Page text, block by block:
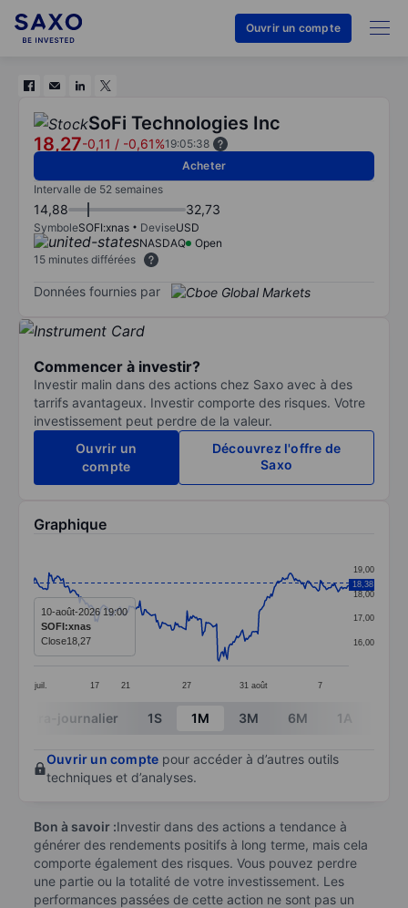
Ouvrir un compte
SoFi Technologies Inc
18,27-0,11 / -0,61%19:05:38
Acheter
Intervalle de 52 semaines
14,88 32,73
SymboleSOFI:xnas DeviseUSD
NASDAQ
Open
15 minutes différées
Données fournies par
Commencer à investir?
Investir malin dans des actions chez Saxo avec à des
tarrifs avantageux. Investir comporte des risques. Votre
investissement peut perdre de la valeur.
Ouvrir un
compte
Découvrez l'offre de
Saxo
Graphique
Line chart with 268 data points.
The chart has 1 X axis displaying categories.
The chart has 1 Y axis displaying values. Data ranges
juil. 17 21 27 31 août 7
16,00
17,00
18,00
19,00
18,38
10-août-2026 19:00
SOFI:xnas
Close18,27
End of interactive chart.
Intra-journalier 1S 1M 3M 6M 1A
Ouvrir un compte pour accéder à d’autres outils
techniques et d’analyses.
Bon à savoir :Investir dans des actions a tendance à
générer des rendements positifs à long terme, mais cela
comporte également des risques. Vous pouvez perdre
une partie ou la totalité de votre investissement. Les
performances passées de cette action ne sont pas un